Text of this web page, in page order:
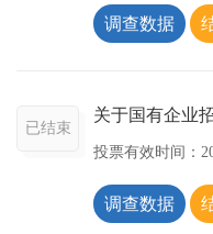
调查数据
已结束
关于国有企业
投票有效时间：
调查数据